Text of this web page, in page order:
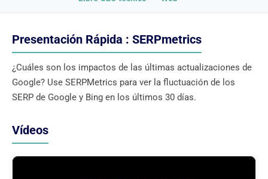
Presentación Rápida : SERPmetrics
¿Cuáles son los impactos de las últimas actualizaciones de
Google? Use SERPMetrics para ver la fluctuación de los
SERP de Google y Bing en los últimos 30 días.
Vídeos